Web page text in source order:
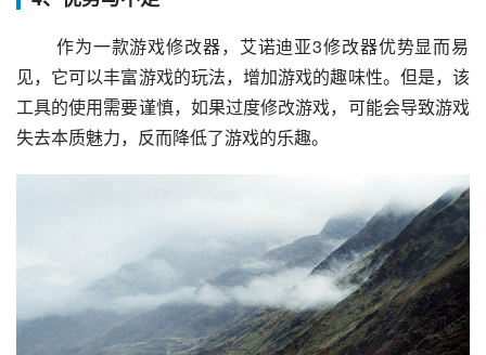
见，它可以丰富游戏的玩法，增加游戏的趣味性。但是，该
工具的使用需要谨慎，如果过度修改游戏，可能会导致游戏
失去本质魅力，反而降低了游戏的乐趣。